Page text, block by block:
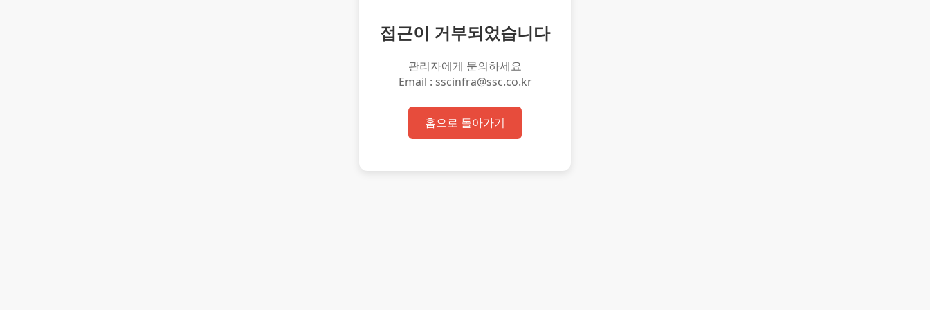
접근이 거부되었습니다
관리자에게 문의하세요
Email : sscinfra@ssc.co.kr
홈으로 돌아가기